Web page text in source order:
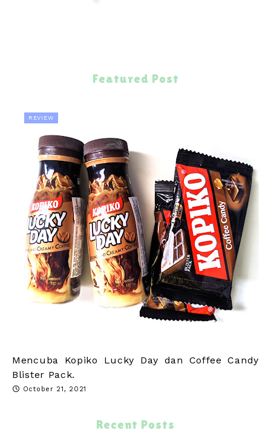
Featured Post
REVIEW
Mencuba Kopiko Lucky Day dan Coffee Candy
Blister Pack.
October 21, 2021
Recent Posts